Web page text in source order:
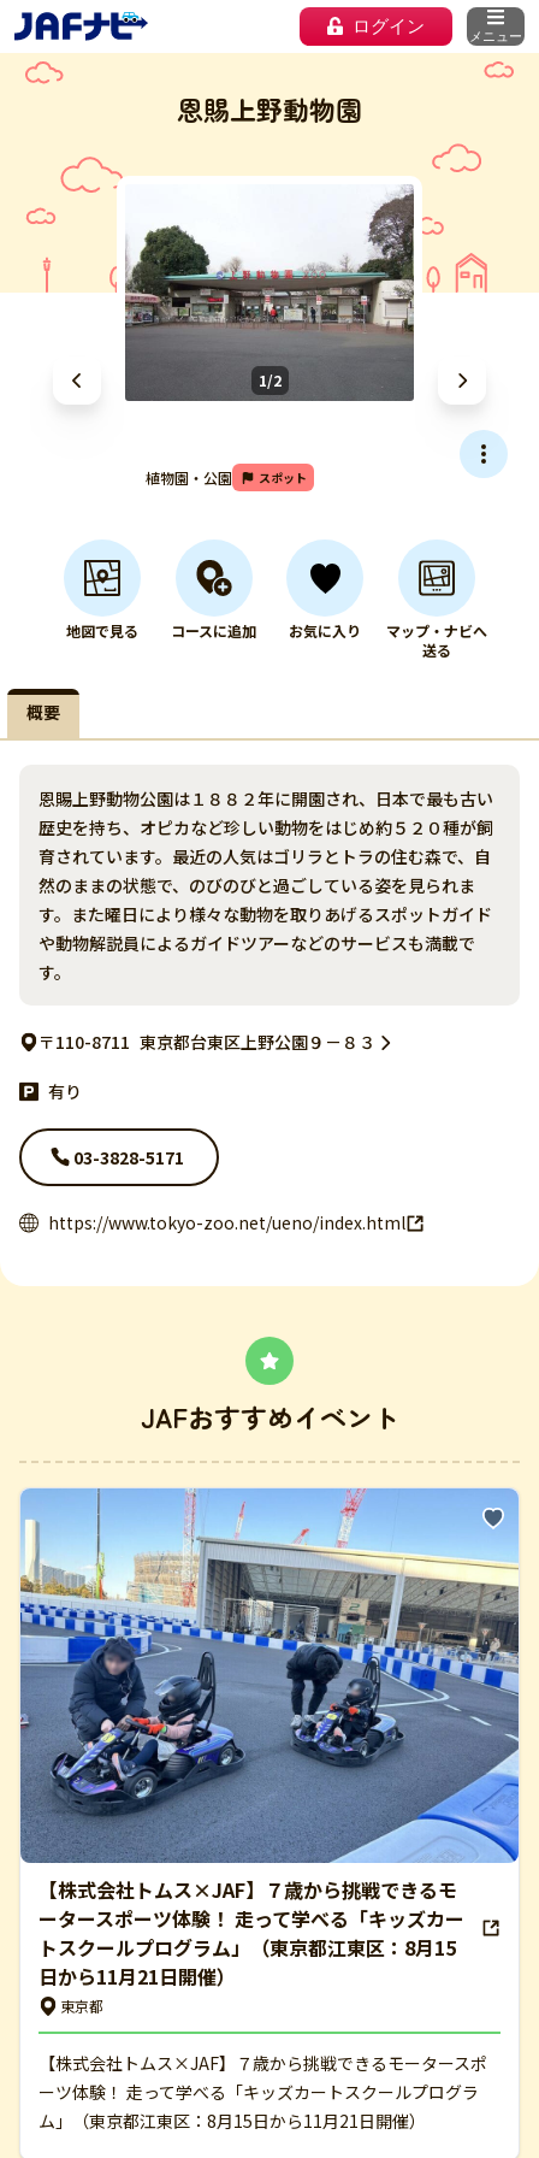
ログイン メニュー
恩賜上野動物園
1/2
植物園・公園 スポット
地図で見る コースに追加 お気に入り
マップ・ナビへ
送る
概要
恩賜上野動物公園は１８８２年に開園され、日本で最も古い
歴史を持ち、オピカなど珍しい動物をはじめ約５２０種が飼
育されています。最近の人気はゴリラとトラの住む森で、自
然のままの状態で、のびのびと過ごしている姿を見られま
す。また曜日により様々な動物を取りあげるスポットガイド
や動物解説員によるガイドツアーなどのサービスも満載で
す。
〒110-8711 東京都台東区上野公園９－８３
有り
03-3828-5171
https://www.tokyo-zoo.net/ueno/index.html
JAFおすすめイベント
【株式会社トムス×JAF】７歳から挑戦できるモ
ータースポーツ体験！ 走って学べる「キッズカー
トスクールプログラム」（東京都江東区：8月15
日から11月21日開催）
東京都
【株式会社トムス×JAF】７歳から挑戦できるモータースポ
ーツ体験！ 走って学べる「キッズカートスクールプログラ
ム」（東京都江東区：8月15日から11月21日開催）